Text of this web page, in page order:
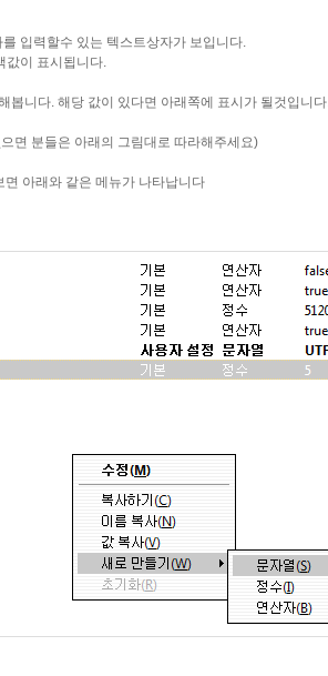
입력할수 있는 텍스트상자가 보입니다.
이 표시됩니다.
니다. 해당 값이 있다면 아래쪽에 표시가 될것입니다.
면 분들은 아래의 그림대로 따라해주세요)
아래와 같은 메뉴가 나타납니다